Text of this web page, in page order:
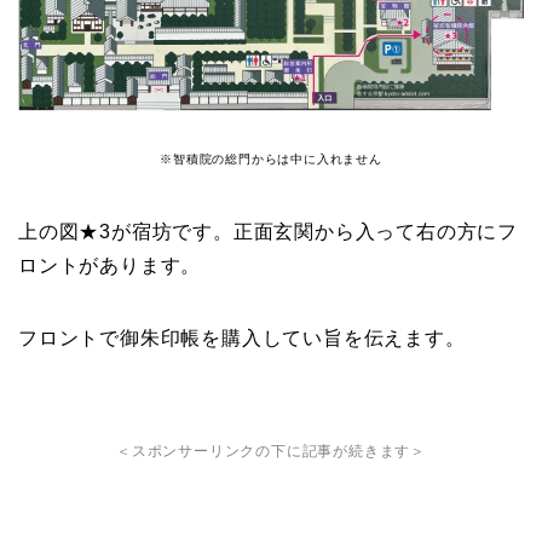
※智積院の総門からは中に入れません
上の図★3が宿坊です。正面玄関から入って右の方にフ
ロントがあります。
フロントで御朱印帳を購入してい旨を伝えます。
＜スポンサーリンクの下に記事が続きます＞